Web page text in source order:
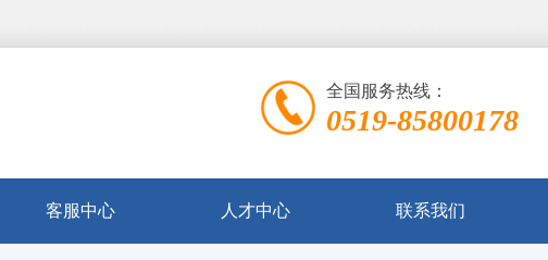
全国服务热线：
0519-85800178
客服中心 人才中心 联系我们